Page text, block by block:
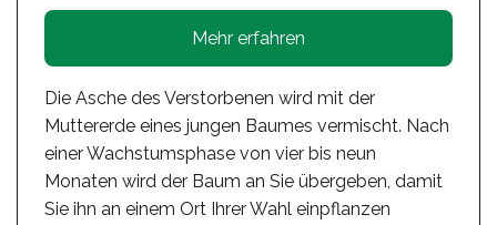
Mehr erfahren
Die Asche des Verstorbenen wird mit der
Muttererde eines jungen Baumes vermischt. Nach
einer Wachstumsphase von vier bis neun
Monaten wird der Baum an Sie übergeben, damit
Sie ihn an einem Ort Ihrer Wahl einpflanzen